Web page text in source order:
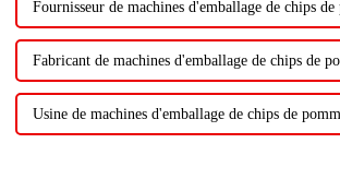
Fournisseur de machines d'emballage de chips de
Fabricant de machines d'emballage de chips de
Usine de machines d'emballage de chips de